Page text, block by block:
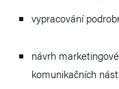
vypracování
návrh
komunikačních